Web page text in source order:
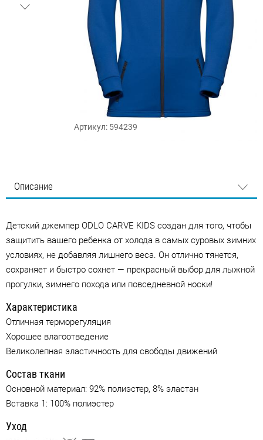
Артикул: 594239
Описание
Детский джемпер ODLO CARVE KIDS создан для того, чтобы
защитить вашего ребенка от холода в самых суровых зимних
условиях, не добавляя лишнего веса. Он отлично тянется,
сохраняет и быстро сохнет — прекрасный выбор для лыжной
прогулки, зимнего похода или повседневной носки!
Характеристика
Отличная терморегуляция
Хорошее влагоотведение
Великолепная эластичность для свободы движений
Состав ткани
Основной материал: 92% полиэстер, 8% эластан
Вставка 1: 100% полиэстер
Уход